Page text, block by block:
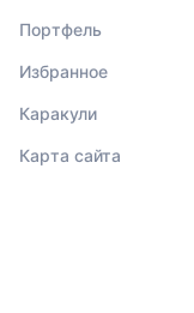
Портфель
Избранное
Каракули
Карта сайта